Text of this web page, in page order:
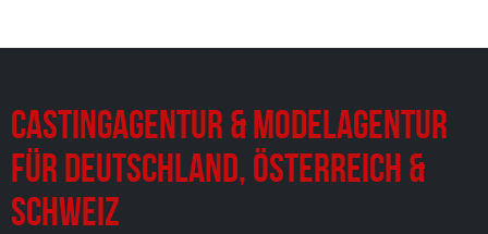
Castingagentur & Modelagentur
für Deutschland, Österreich &
Schweiz